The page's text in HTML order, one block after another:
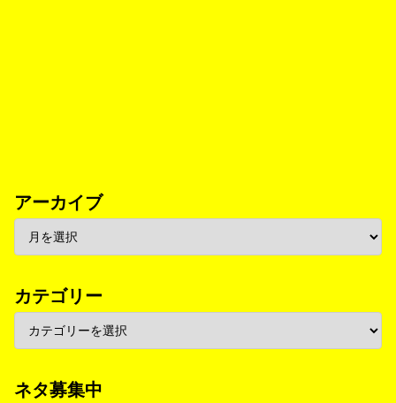
アーカイブ
カテゴリー
ネタ募集中